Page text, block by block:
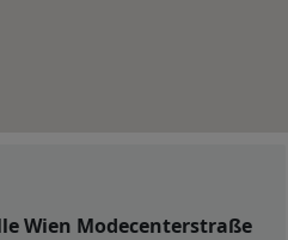
Wien Modecenterstraße